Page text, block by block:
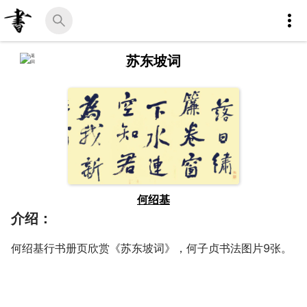
苏东坡词
何绍基
介绍：
何绍基行书册页欣赏《苏东坡词》，何子贞书法图片9张。